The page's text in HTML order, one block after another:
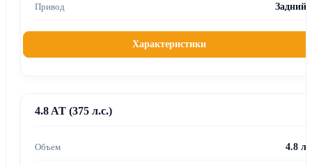
Задний
Характеристики
4.8 AT (375 л.с.)
4.8 л